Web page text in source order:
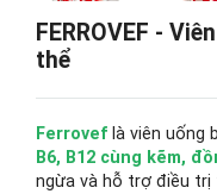
FERROVEF -
thể
Ferrovef là viên uống
B6, B12 cùng kẽm,
ngừa và hỗ trợ điều